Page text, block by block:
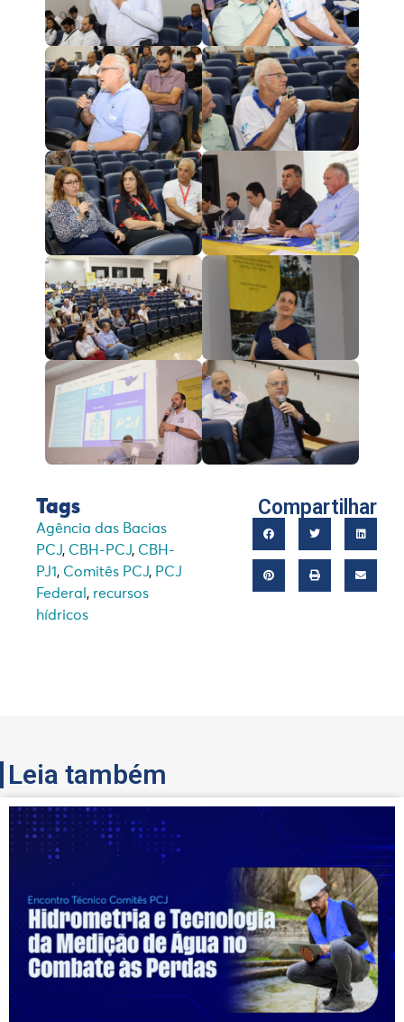
Tags
Agência das Bacias
PCJ, CBH-PCJ, CBH-
PJ1, Comitês PCJ, PCJ
Federal , recursos
hídricos
Compartilhar
Leia também